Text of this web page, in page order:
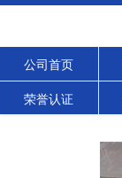
公司首页
荣誉认证